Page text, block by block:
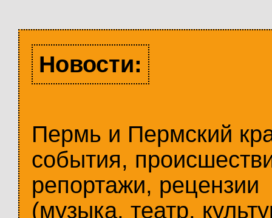
Новости:
Пермь и Пермский
события,
репортажи, рецензии
(музыка, театр,